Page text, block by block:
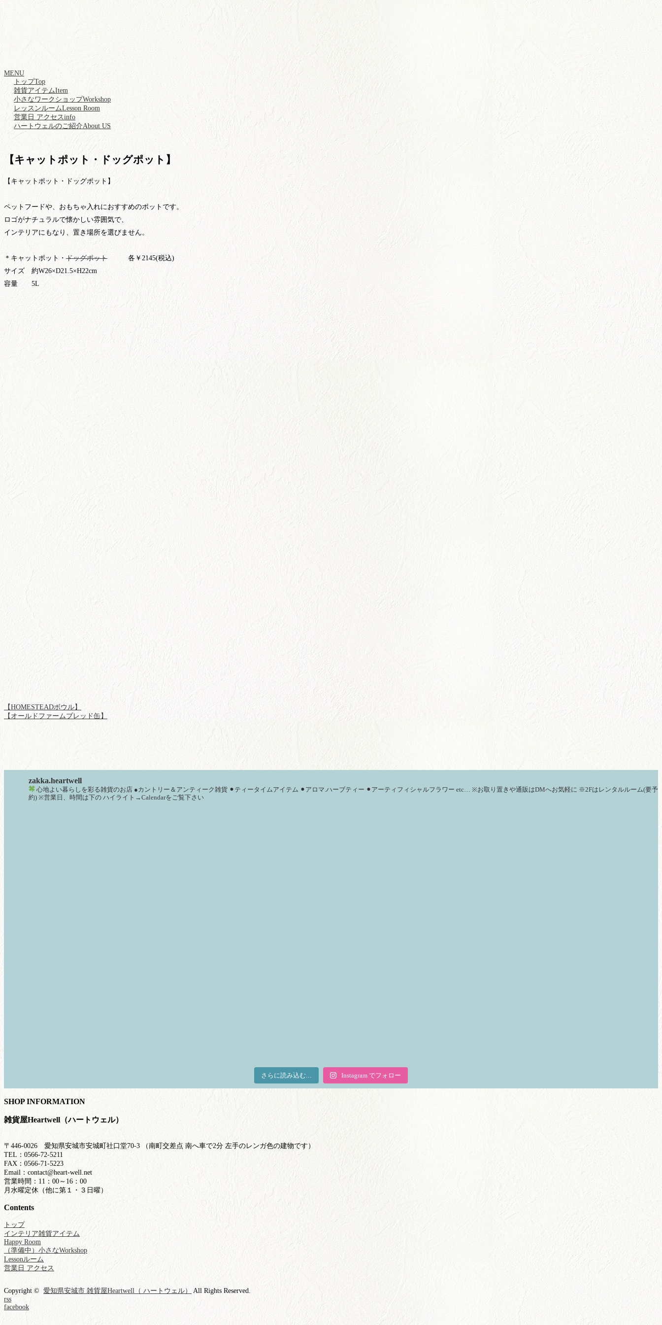
MENU
トップTop
雑貨アイテムItem
小さなワークショップWorkshop
レッスンルームLesson Room
営業日 アクセスinfo
ハートウェルのご紹介About US
【キャットポット・ドッグポット】
【キャットポット・ドッグポット】
ペットフードや、おもちゃ入れにおすすめのポットです。
ロゴがナチュラルで懐かしい雰囲気で、
インテリアにもなり、 置き場所を選びません。
＊キャットポット・ ドッグポット 各￥2145(税込)
サイズ 約W26×D21.5×H22cm
容量 5L
【HOMESTEADボウル】
【オールドファームブレッド缶】
zakka.heartwell
心地よい暮らしを彩る雑貨のお店 ●カントリー＆アンティーク雑貨 ⚫︎ティータイムアイテム ⚫︎アロマ.ハーブティー ⚫︎アーティフィシャルフラワー etc… ※お取り置きや通販はDMへお気軽に ※2Fはレンタルルーム(要予
約) ※営業日、時間は下の ハイライト→Calendarをご覧下さい
さらに読み込む... Instagram でフォロー
SHOP INFORMATION
雑貨屋Heartwell（ハートウェル）
〒446-0026 愛知県安城市安城町社口堂70-3 （南町交差点 南へ車で2分 左手のレンガ色の建物です）
TEL：0566-72-5211
FAX：0566-71-5223
Email：contact@heart-well.net
営業時間：11：00～16：00
月水曜定休（他に第１・３日曜）
Contents
トップ
インテリア雑貨アイテム
Happy Room
（準備中）小さなWorkshop
Lessonルーム
営業日 アクセス
Copyright © 愛知県安城市 雑貨屋Heartwell（ ハートウェル）
All Rights Reserved.
rss
facebook